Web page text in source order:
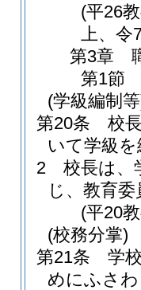
(平26
上、令
第3章
第1節
(学級編制
第20条
校
いて学級
2
校長は、
じ、教育
(平20
(校務分掌)
第21条
学
めにふさ